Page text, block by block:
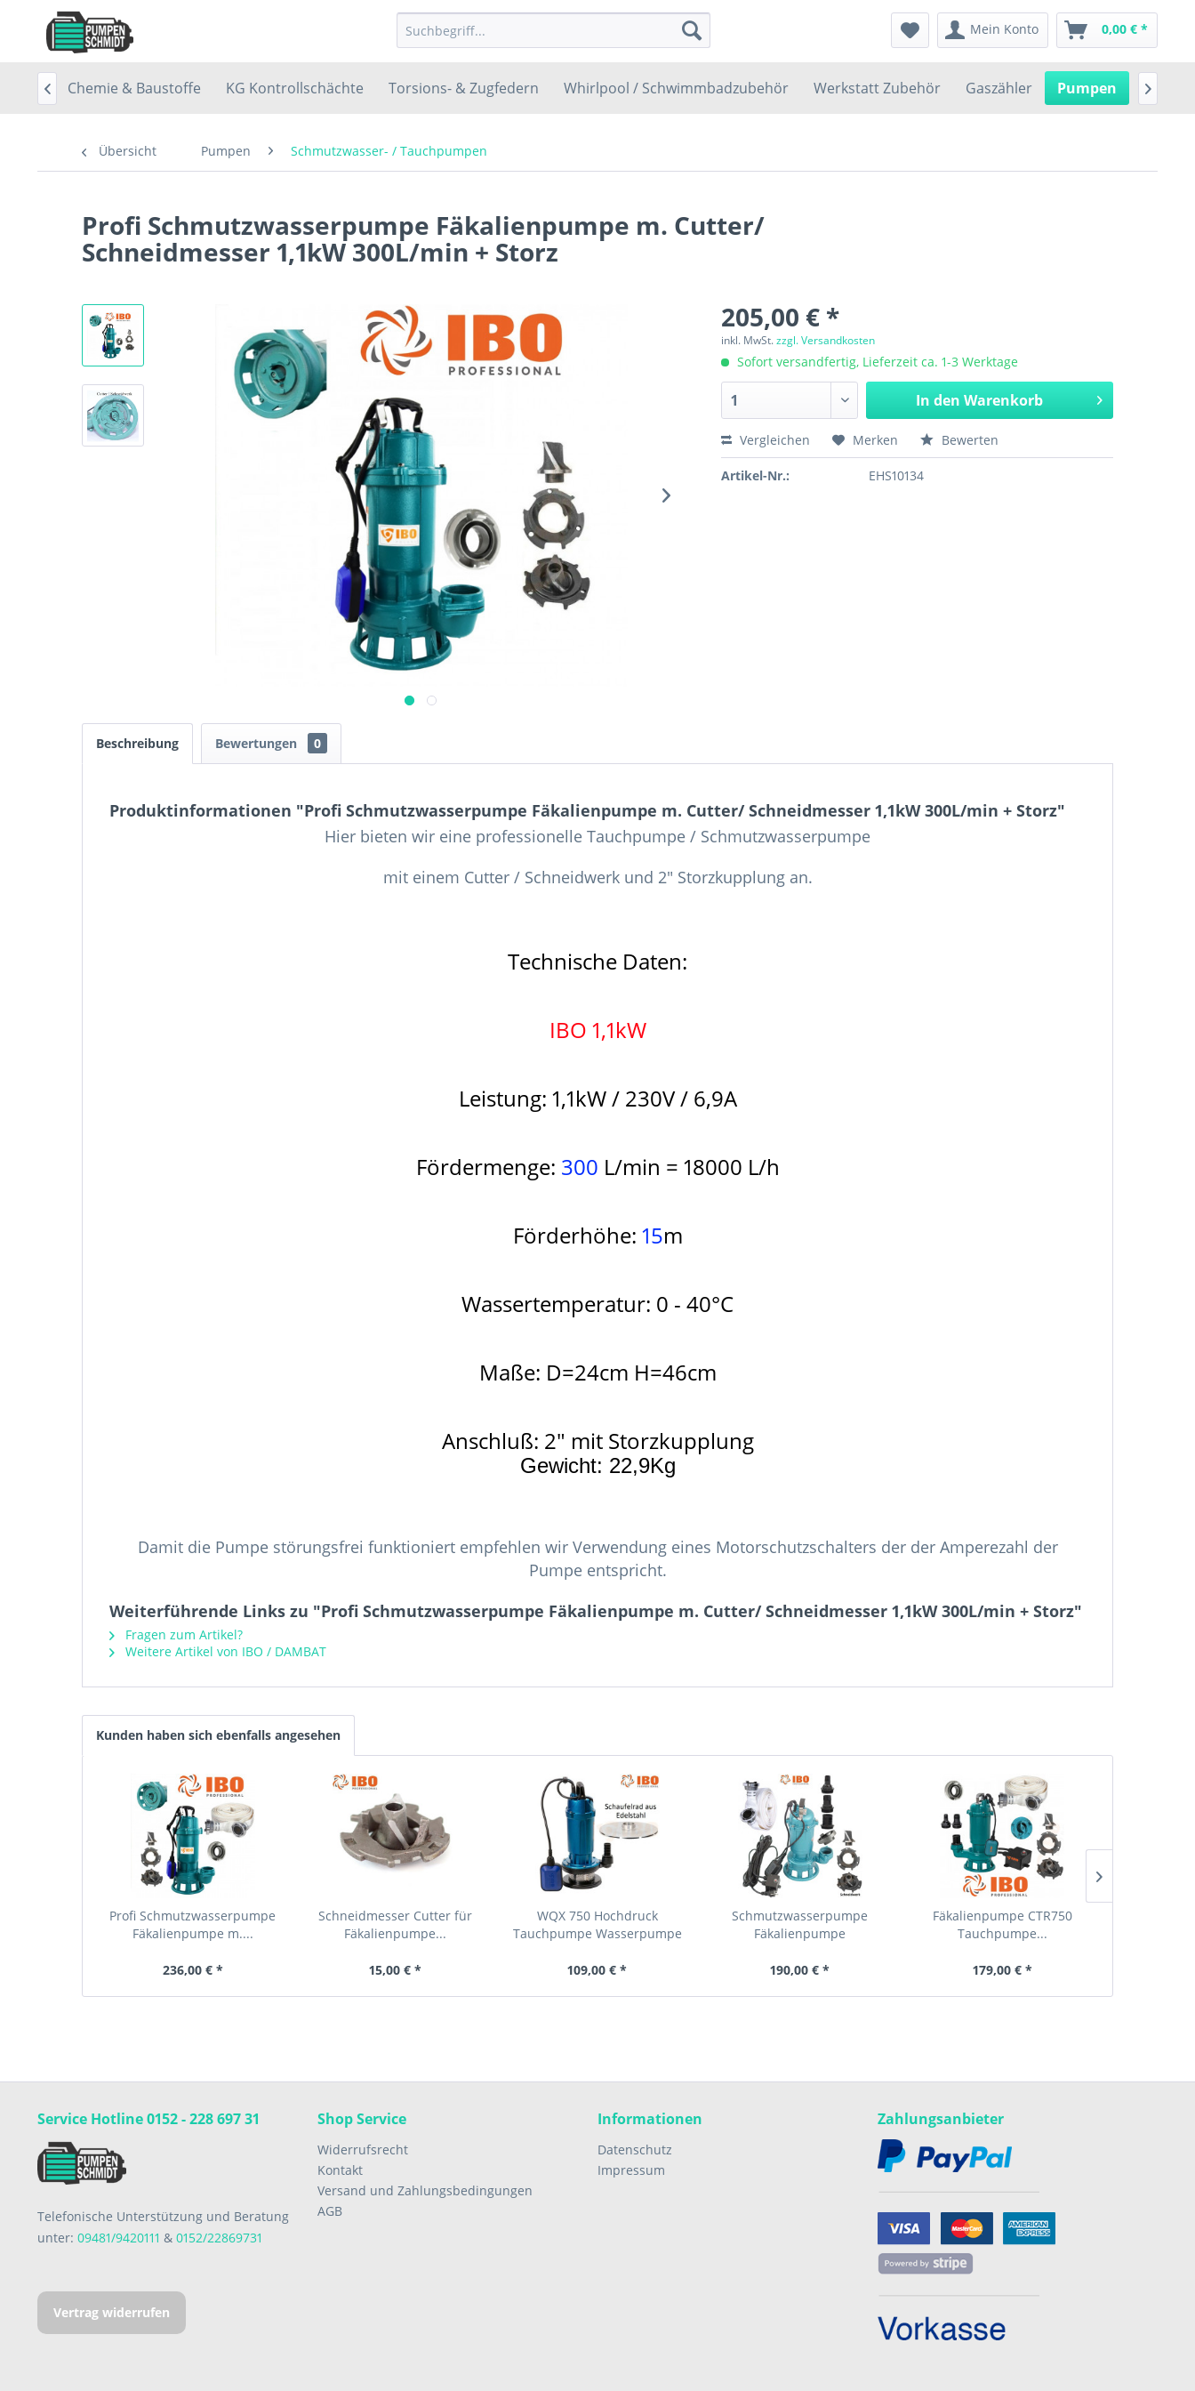
Mein Konto 0,00 € *
Chemie & Baustoffe KG Kontrollschächte Torsions- & Zugfedern Whirlpool / Schwimmbadzubehör Werkstatt Zubehör Gaszähler Pumpen
 
Übersicht Pumpen Schmutzwasser- / Tauchpumpen
Profi Schmutzwasserpumpe Fäkalienpumpe m. Cutter/
Schneidmesser 1,1kW 300L/min + Storz
205,00 € *
inkl. MwSt.zzgl. Versandkosten
Sofort versandfertig, Lieferzeit ca. 1-3 Werktage
In den Warenkorb
Vergleichen Merken Bewerten
Artikel-Nr.: EHS10134
Beschreibung Bewertungen 0
Produktinformationen "Profi Schmutzwasserpumpe Fäkalienpumpe m. Cutter/ Schneidmesser 1,1kW 300L/min + Storz"
Hier bieten wir eine professionelle Tauchpumpe / Schmutzwasserpumpe
mit einem Cutter / Schneidwerk und 2" Storzkupplung an.
Technische Daten:
IBO 1,1kW
Leistung: 1,1kW / 230V / 6,9A
Fördermenge: 300 L/min = 18000 L/h
Förderhöhe: 15m
Wassertemperatur: 0 - 40°C
Maße: D=24cm H=46cm
Anschluß: 2" mit Storzkupplung
Gewicht: 22,9Kg
Damit die Pumpe störungsfrei funktioniert empfehlen wir Verwendung eines Motorschutzschalters der der Amperezahl der
Pumpe entspricht.
Weiterführende Links zu "Profi Schmutzwasserpumpe Fäkalienpumpe m. Cutter/ Schneidmesser 1,1kW 300L/min + Storz"
Fragen zum Artikel?
Weitere Artikel von IBO / DAMBAT
Kunden haben sich ebenfalls angesehen
Profi Schmutzwasserpumpe
Fäkalienpumpe m....
236,00 € *
Schneidmesser Cutter für
Fäkalienpumpe...
15,00 € *
WQX 750 Hochdruck
Tauchpumpe Wasserpumpe
109,00 € *
Schmutzwasserpumpe
Fäkalienpumpe
190,00 € *
Fäkalienpumpe CTR750
Tauchpumpe...
179,00 € *
Service Hotline 0152 - 228 697 31
Telefonische Unterstützung und Beratung
unter: 09481/9420111 & 0152/22869731
Vertrag widerrufen
Shop Service
Widerrufsrecht
Kontakt
Versand und Zahlungsbedingungen
AGB
Informationen
Datenschutz
Impressum
Zahlungsanbieter